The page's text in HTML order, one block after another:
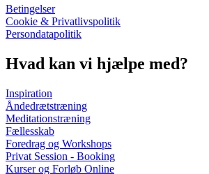
Betingelser
Cookie & Privatlivspolitik
Persondatapolitik
Hvad kan vi hjælpe med?
Inspiration
Åndedrætstræning
Meditationstræning
Fællesskab
Foredrag og Workshops
Privat Session - Booking
Kurser og Forløb Online